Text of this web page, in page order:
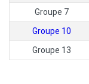
Groupe 7
Groupe 10
Groupe 13